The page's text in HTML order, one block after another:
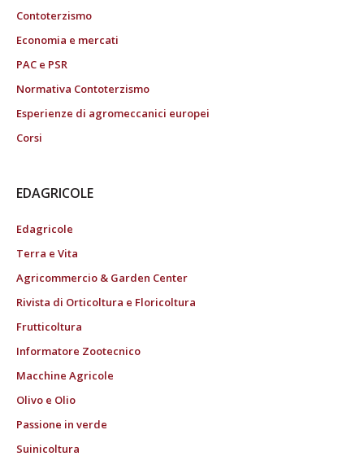
Contoterzismo
Economia e mercati
PAC e PSR
Normativa Contoterzismo
Esperienze di agromeccanici europei
Corsi
EDAGRICOLE
Edagricole
Terra e Vita
Agricommercio & Garden Center
Rivista di Orticoltura e Floricoltura
Frutticoltura
Informatore Zootecnico
Macchine Agricole
Olivo e Olio
Passione in verde
Suinicoltura